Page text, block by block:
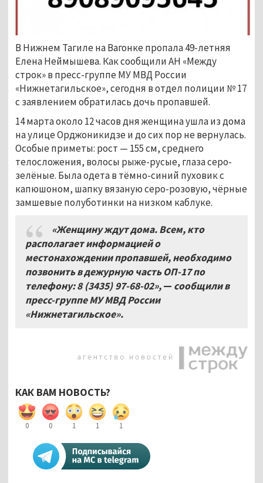
В Нижнем Тагиле на Вагонке пропала 49-летняя
Елена Неймышева. Как сообщили АН «Между
строк» в пресс-группе МУ МВД России
«Нижнетагильское», сегодня в отдел полиции № 17
с заявлением обратилась дочь пропавшей.
14 марта около 12 часов дня женщина ушла из дома
на улице Орджоникидзе и до сих пор не вернулась.
Особые приметы: рост — 155 см, среднего
телосложения, волосы рыже-русые, глаза серо-
зелёные. Была одета в тёмно-синий пуховик с
капюшоном, шапку вязаную серо-розовую, чёрные
замшевые полуботинки на низком каблуке.
«Женщину ждут дома. Всем, кто
располагает информацией о
местонахождении пропавшей, необходимо
позвонить в дежурную часть ОП-17 по
телефону: 8 (3435) 97-68-02»,— сообщили в
пресс-группе МУ МВД России
«Нижнетагильское».
КАК ВАМ НОВОСТЬ?
0 0 1 1 1